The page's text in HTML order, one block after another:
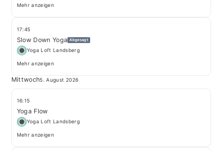
Mehr anzeigen
17:45
Slow Down Yoga Abgesagt
Yoga Loft Landsberg
Mehr anzeigen
Mittwoch5. August 2026
16:15
Yoga Flow
Yoga Loft Landsberg
Mehr anzeigen